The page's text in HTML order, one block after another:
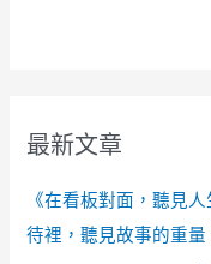
最新文章
《在看板對面，聽見
待裡，聽見故事的重量